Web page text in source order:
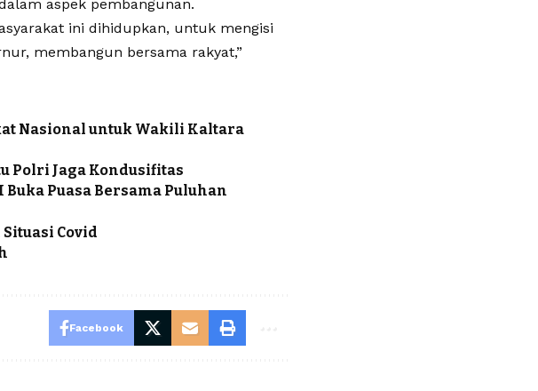
aspek pembangunan.
ini dihidupkan, untuk mengisi
membangun bersama rakyat,”
Nasional untuk Wakili Kaltara
Polri Jaga Kondusifitas
Puasa Bersama Puluhan
Covid
Facebook